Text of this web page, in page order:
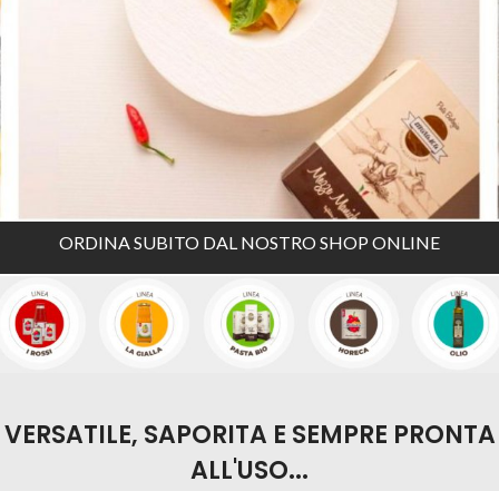
ORDINA SUBITO DAL NOSTRO SHOP ONLINE
VERSATILE, SAPORITA E SEMPRE PRONTA
ALL'USO...